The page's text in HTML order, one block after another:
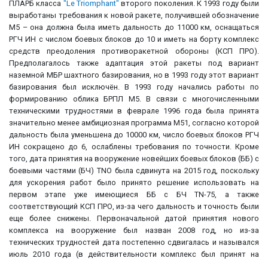
ПЛАРБ класса "Le Triomphant" второго поколения. К 1993 году были
выработаны требования к новой ракете, получившей обозначение
М5 – она должна была иметь дальность до 11000 км, оснащаться
РГЧ ИН с числом боевых блоков до 10 и иметь на борту комплекс
средств преодоления противоракетной обороны (КСП ПРО).
Предполагалось также адаптация этой ракеты под вариант
наземной МБР шахтного базирования, но в 1993 году этот вариант
базирования был исключён. В 1993 году начались работы по
формированию облика БРПЛ М5. В связи с многочисленными
техническими трудностями в феврале 1996 года была принята
значительно менее амбициозная программа М51, согласно которой
дальность была уменьшена до 10000 км, число боевых блоков РГЧ
ИН сокращено до 6, ослаблены требования по точности. Кроме
того, дата принятия на вооружение новейших боевых блоков (ББ) с
боевыми частями (БЧ) TNO была сдвинута на 2015 год, поскольку
для ускорения работ было принято решение использовать на
первом этапе уже имеющиеся ББ с БЧ TN-75, а также
соответствующий КСП ПРО, из-за чего дальность и точность были
еще более снижены. Первоначальной датой принятия нового
комплекса на вооружение был назван 2008 год, но из-за
технических трудностей дата постепенно сдвигалась и назывался
июль 2010 года (в действительности комплекс был принят на